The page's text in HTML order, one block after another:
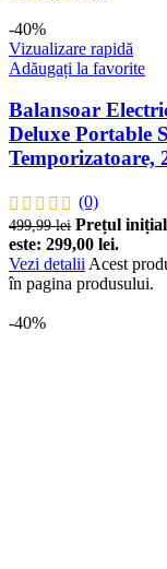
-40%
Vizualizare rapidă
Adăugați la favorite
Balansoar
Deluxe Portable
Temporizatoare,
(0)
499,99lei Prețul inițial
este: 299,00 lei.
Vezi detalii Acest
în pagina produsului.
-40%